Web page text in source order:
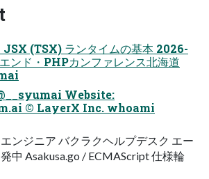
JSX (TSX) ランタイムの基本 2026-
ンド・PHPカンファレンス北海道
Website:
© LayerX Inc. whoami
ンジニア バクラクヘルプデスク エー
中 Asakusa.go / ECMAScript 仕様輪